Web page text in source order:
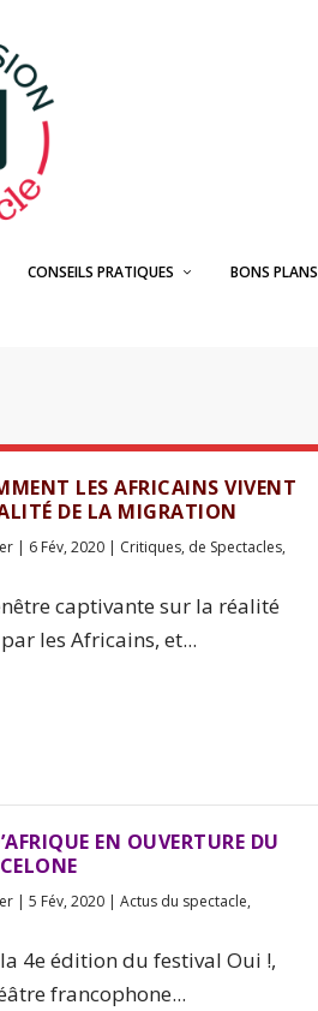
CONSEILS PRATIQUES BONS PLANS
LES AFRICAINS VIVENT
DE LA MIGRATION
| 6 Fév, 2020| Critiques, de Spectacles,
captivante sur la réalité
les Africains, et...
EN OUVERTURE DU
| 5 Fév, 2020| Actus du spectacle,
4e édition du festival Oui !,
francophone...